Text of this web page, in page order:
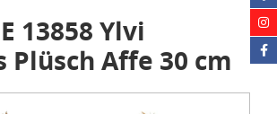
13858 Ylvi
Plüsch Affe 30 cm